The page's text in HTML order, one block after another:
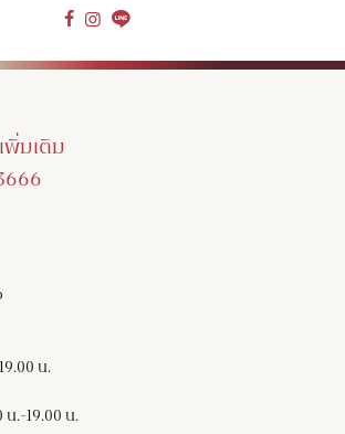
มเติม
น.
น.-19.00 น.